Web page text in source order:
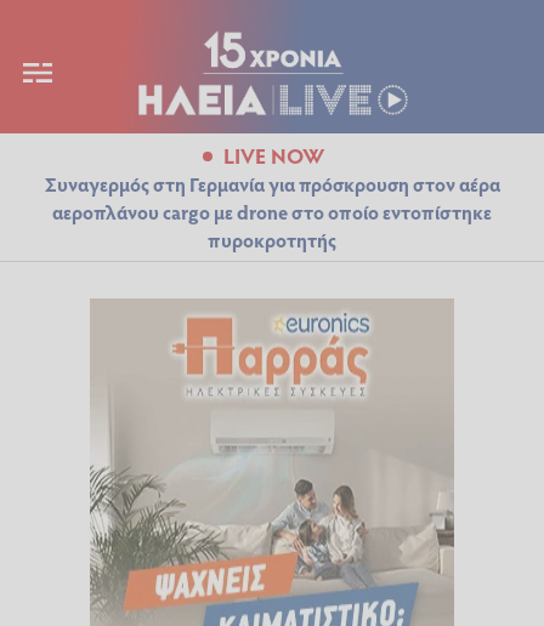
LIVE NOW
Συναγερμός στη Γερμανία για πρόσκρουση στον αέρα
αεροπλάνου cargo με drone στο οποίο εντοπίστηκε
πυροκροτητής